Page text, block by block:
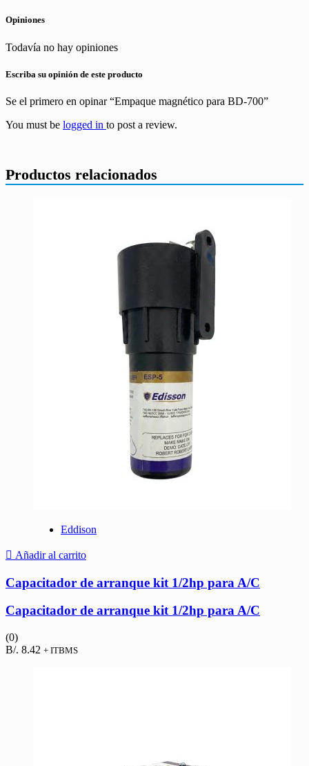
Opiniones
Todavía no hay opiniones
Escriba su opinión de este producto
Se el primero en opinar “Empaque magnético para BD-700”
You must be logged in to post a review.
Productos relacionados
Eddison
Añadir al carrito
Capacitador de arranque kit 1/2hp para A/C
Capacitador de arranque kit 1/2hp para A/C
(0)
B/. 8.42 + ITBMS